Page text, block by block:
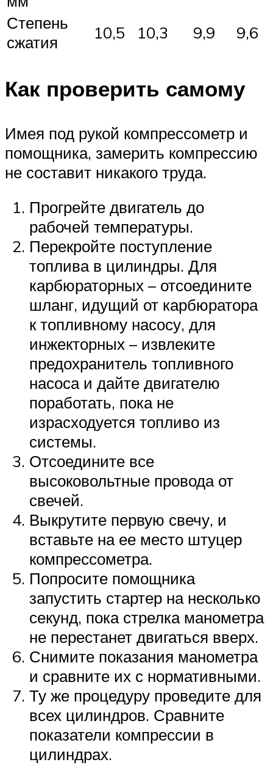
Степень
сжатия
10,5 10,3 9,9 9,6
Как проверить самому
Имея под рукой компрессометр и
помощника, замерить компрессию
не составит никакого труда.
Прогрейте двигатель до
рабочей температуры.
Перекройте поступление
топлива в цилиндры. Для
карбюраторных – отсоедините
шланг, идущий от карбюратора
к топливному насосу, для
инжекторных – извлеките
предохранитель топливного
насоса и дайте двигателю
поработать, пока не
израсходуется топливо из
системы.
Отсоедините все
высоковольтные провода от
свечей.
Выкрутите первую свечу, и
вставьте на ее место штуцер
компрессометра.
Попросите помощника
запустить стартер на несколько
секунд, пока стрелка манометра
не перестанет двигаться вверх.
Снимите показания манометра
и сравните их с нормативными.
Ту же процедуру проведите для
всех цилиндров. Сравните
показатели компрессии в
цилиндрах.